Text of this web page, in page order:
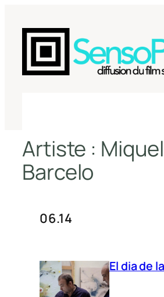
contenu
Artiste : Miquel
Barcelo
06.14
El dia de